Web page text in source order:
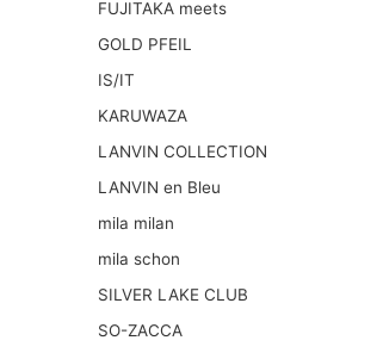
FUJITAKA meets
GOLD PFEIL
IS/IT
KARUWAZA
LANVIN COLLECTION
LANVIN en Bleu
mila milan
mila schon
SILVER LAKE CLUB
SO-ZACCA